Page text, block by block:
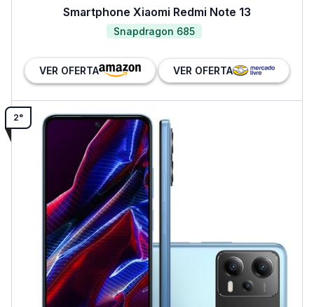
Smartphone Xiaomi Redmi Note 13
Snapdragon 685
VER OFERTA VER OFERTA
2°